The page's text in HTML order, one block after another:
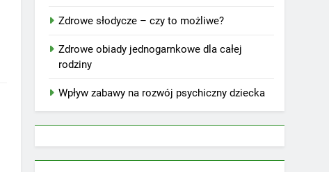
Zdrowe słodycze – czy to możliwe?
Zdrowe obiady jednogarnkowe dla całej
rodziny
Wpływ zabawy na rozwój psychiczny dziecka